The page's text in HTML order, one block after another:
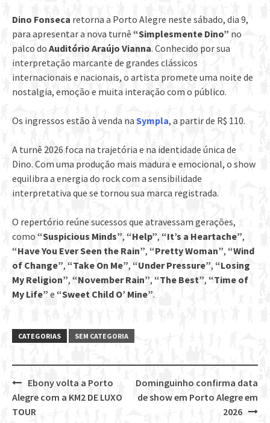
Dino Fonseca retorna a Porto Alegre neste sábado, dia 9,
para apresentar a nova turnê“Simplesmente Dino” no
palco do Auditório Araújo Vianna. Conhecido por sua
interpretação marcante de grandes clássicos
internacionais e nacionais, o artista promete uma noite de
nostalgia, emoção e muita interação com o público.
Os ingressos estão à venda na Sympla, a partir de R$ 110.
A turnê 2026 foca na trajetória e na identidade única de
Dino. Com uma produção mais madura e emocional, o show
equilibra a energia do rock com a sensibilidade
interpretativa que se tornou sua marca registrada.
O repertório reúne sucessos que atravessam gerações,
como “Suspicious Minds”, “Help”, “It’s a Heartache”,
“Have You Ever Seen the Rain”, “Pretty Woman”, “Wind
of Change”, “Take On Me”, “Under Pressure”, “Losing
My Religion”, “November Rain”, “The Best”, “Time of
My Life” e “Sweet Child O’ Mine”.
CATEGORIAS SEM CATEGORIA
Post
navigation
Dominguinho confirma data
de show em Porto Alegre em
2026
Ebony volta a Porto
Alegre com a KM2 DE LUXO
TOUR